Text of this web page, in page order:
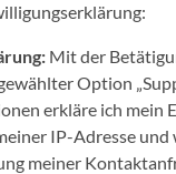
Mit der
Option
erkläre ich mein
IP-Adresse
meiner